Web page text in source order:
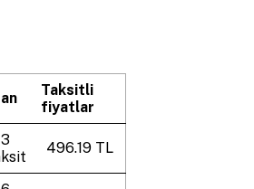
Taksitli
fiyatlar
3
496.19 TL